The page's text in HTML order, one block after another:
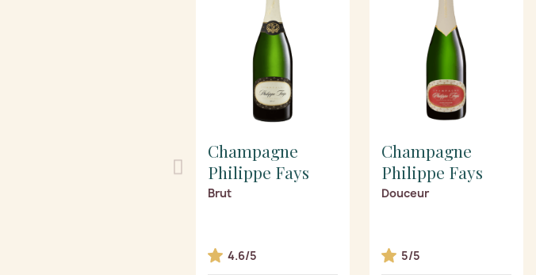
Champagne
Philippe Fays
Brut
4.6/5
Champagne
Philippe Fays
Douceur
5/5